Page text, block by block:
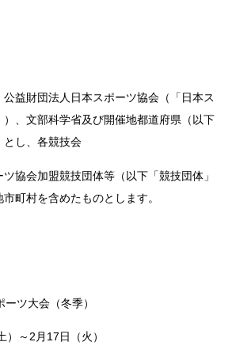
益財団法人日本スポーツ協会（「日本ス
、文部科学省及び開催地都道府県（以下
とし、各競技会
協会加盟競技団体等（以下「競技団体」
町村を含めたものとします。
ーツ大会（冬季）
～2月17日（火）